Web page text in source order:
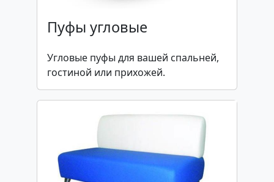
Пуфы угловые
Угловые пуфы для вашей спальней,
гостиной или прихожей.